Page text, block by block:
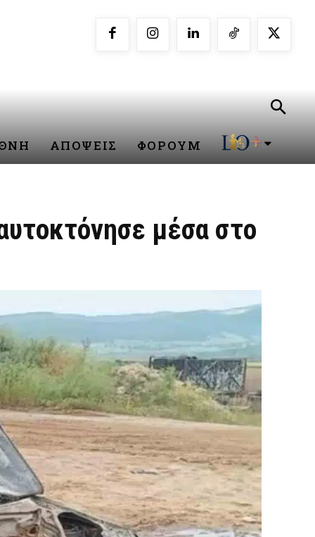
ΑΠΟΨΕΙΣ ΦΟΡΟΥΜ
μέσα στο